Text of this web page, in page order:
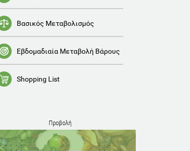
Βασικός Μεταβολισμός
Εβδομαδιαία Μεταβολή Βάρους
Shopping List
Προβολή